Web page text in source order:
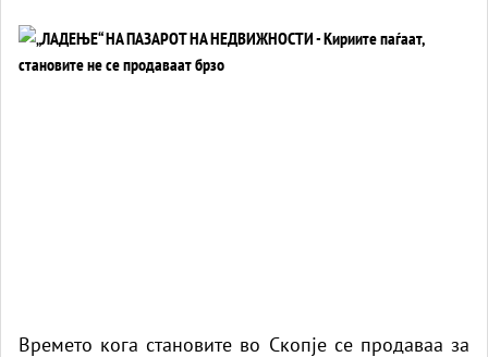
Времето кога становите во Скопје се продаваа за